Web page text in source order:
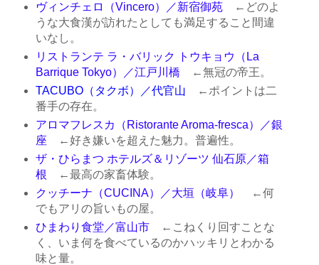
ヴィンチェロ（Vincero）／新宿御苑←どのよ
うな大食漢が訪れたとしても満足すること間違
いなし。
リストランテ ラ・バリック トウキョウ（La
Barrique Tokyo）／江戸川橋 ←無冠の帝王。
TACUBO（タクボ）／代官山 ←ポイントは二
番手の存在。
アロマフレスカ（Ristorante Aroma-fresca）／銀
座 ←好き嫌いを超えた魅力。普遍性。
ザ・ひらまつ ホテルズ＆リゾーツ 仙石原／箱
根 ←最高の家畜体験。
クッチーナ（CUCINA）／大垣（岐阜）
←何
でもアリの旨いもの屋。
ひまわり食堂／富山市←こねくり回すことな
く、いま何を食べているのかハッキリとわかる
味と量。